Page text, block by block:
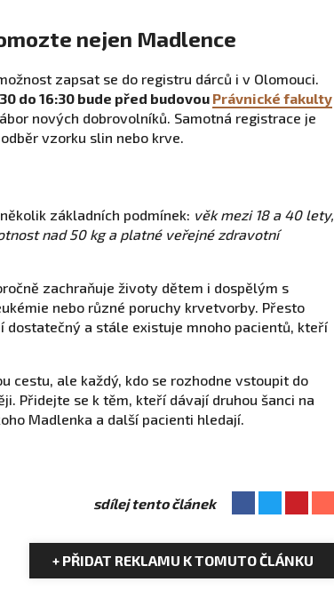
nejen Madlence
zapsat se do registru dárců i v Olomouci.
do 16:30 bude před budovou Právnické fakulty
nových dobrovolníků. Samotná registrace je
vzorku slin nebo krve.
základních podmínek: věk mezi 18 a 40 lety,
nad 50 kg a platné veřejné zdravotní
zachraňuje životy dětem i dospělým s
nebo různé poruchy krvetvorby. Přesto
dostatečný a stále existuje mnoho pacientů, kteří
cestu, ale každý, kdo se rozhodne vstoupit do
Přidejte se k těm, kteří dávají druhou šanci na
Madlenka a další pacienti hledají.
sdílej tento článek
+ PŘIDAT REKLAMU K TOMUTO ČLÁNKU